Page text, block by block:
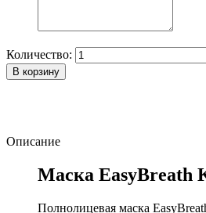
Количество:
В корзину
Описание
Маска EasyBreath
Полнолицевая маска